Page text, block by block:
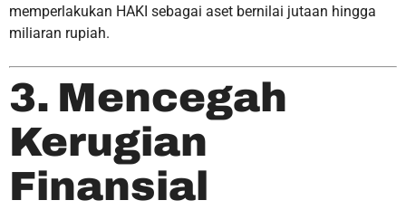
memperlakukan HAKI sebagai aset bernilai jutaan hingga
miliaran rupiah.
3. Mencegah
Kerugian
Finansial